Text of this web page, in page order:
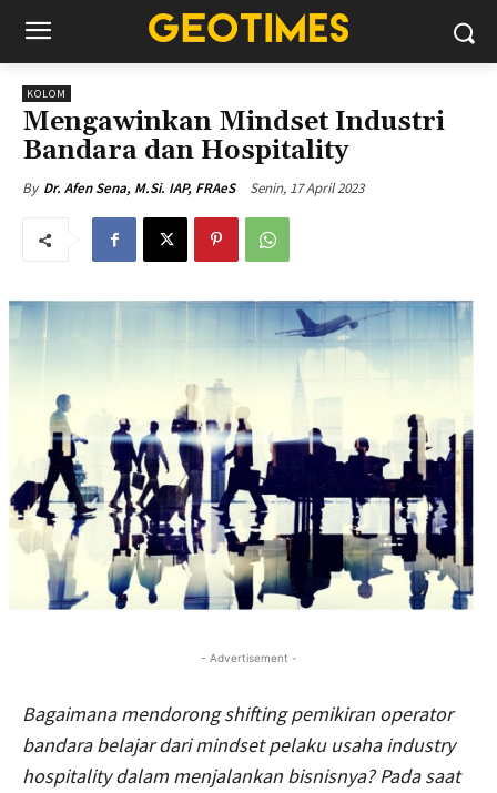
KOLOM
Mengawinkan Mindset Industri
Bandara dan Hospitality
By Dr. Afen Sena, M.Si. IAP, FRAeS Senin, 17 April 2023
- Advertisement -
Bagaimana mendorong shifting pemikiran operator
bandarabelajar dari mindsetpelaku usaha industry
hospitalitydalam menjalankan bisnisnya? Pada saat